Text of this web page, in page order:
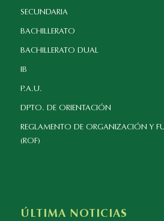
SECUNDARIA
BACHILLERATO
BACHILLERATO DUAL
IB
P.A.U.
DPTO. DE ORIENTACIÓN
REGLAMENTO DE ORGANIZACIÓN Y
(ROF)
ÚLTIMA NOTICIAS